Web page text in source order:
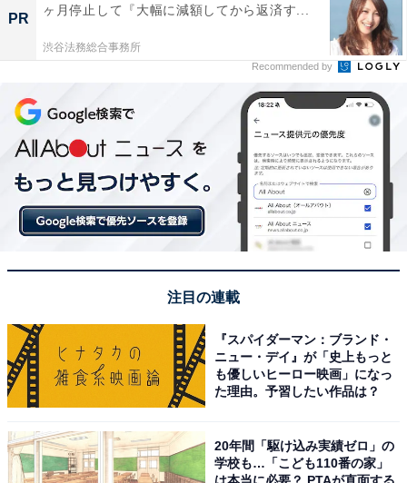
View this post on Instagram
PR
ヶ月停止して『大幅に減額してから返済す...
渋谷法務総合事務所
Recommended by
注目の連載
『スパイダーマン：ブランド・
ニュー・デイ』が「史上もっと
も優しいヒーロー映画」になっ
た理由。予習したい作品は？
20年間「駆け込み実績ゼロ」の
学校も…「こども110番の家」